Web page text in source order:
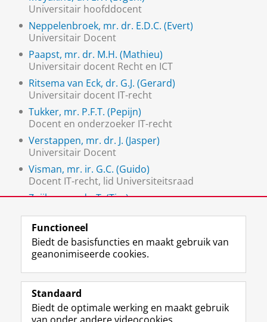
Universitair hoofddocent
Neppelenbroek, mr. dr. E.D.C. (Evert)
Universitair Docent
Paapst, mr. dr. M.H. (Mathieu)
Universitair docent Recht en ICT
Ritsema van Eck, dr. G.J. (Gerard)
Universitair docent IT-recht
Tukker, mr. P.F.T. (Pepijn)
Docent en onderzoeker IT-recht
Verstappen, mr. dr. J. (Jasper)
Universitair Docent
Visman, mr. ir. G.C. (Guido)
Docent IT-recht, lid Universiteitsraad
Zuijlen, mr. dr. T. (Tim) van
Volg de RUG
F
a
e
L
i
k
R
S
-
I
n
t
Y
o
T
Studiekiezers
Functioneel
Biedt de basisfuncties en maakt gebruik van
geanonimiseerde cookies.
Standaard
Biedt de optimale werking en maakt gebruik